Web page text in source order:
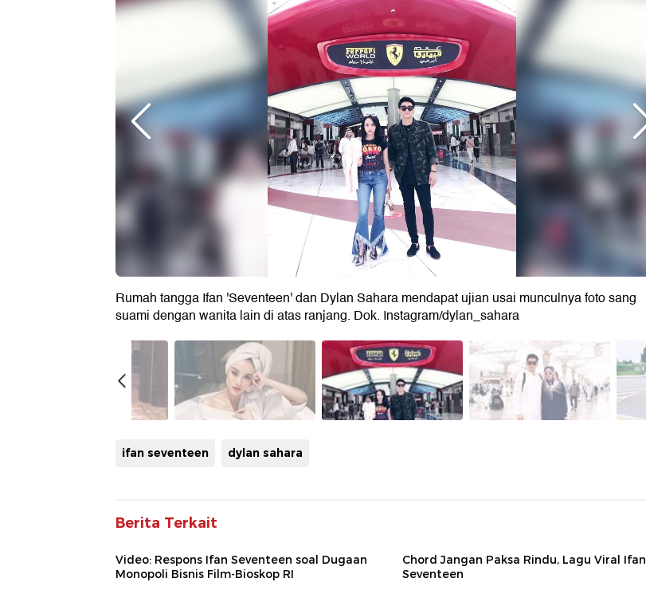
Rumah tangga Ifan 'Seventeen' dan Dylan Sahara mendapat ujian usai munculnya foto sang
suami dengan wanita lain di atas ranjang. Dok. Instagram/dylan_sahara
ifan seventeen dylan sahara
Berita Terkait
Video: Respons Ifan Seventeen soal Dugaan
Monopoli Bisnis Film-Bioskop RI
Chord Jangan Paksa Rindu, Lagu Viral Ifan
Seventeen